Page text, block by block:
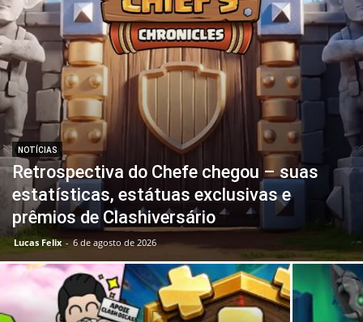
NOTÍCIAS
Retrospectiva do Chefe chegou – suas
estatísticas, estátuas exclusivas e
prêmios de Clashiversário
Lucas Felix - 6 de agosto de 2026